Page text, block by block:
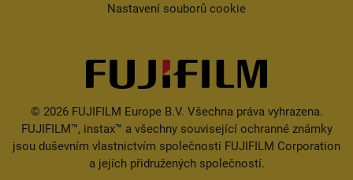
Nastavení souborů cookie
© 2026 FUJIFILM Europe B.V. Všechna práva vyhrazena.
FUJIFILM™, instax™ a všechny související ochranné známky
jsou duševním vlastnictvím společnosti FUJIFILM Corporation
a jejích přidružených společností.